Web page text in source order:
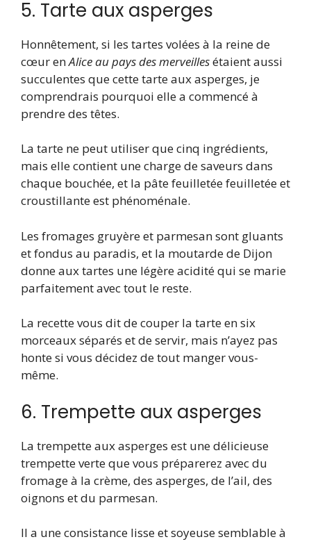
5. Tarte aux asperges
Honnêtement, si les tartes volées à la reine de
cœur enAlice au pays des merveillesétaient aussi
succulentes que cette tarte aux asperges, je
comprendrais pourquoi elle a commencé à
prendre des têtes.
La tarte ne peut utiliser que cinq ingrédients,
mais elle contient une charge de saveurs dans
chaque bouchée, et la pâte feuilletée feuilletée et
croustillante est phénoménale.
Les fromages gruyère et parmesan sont gluants
et fondus au paradis, et la moutarde de Dijon
donne aux tartes une légère acidité qui se marie
parfaitement avec tout le reste.
La recette vous dit de couper la tarte en six
morceaux séparés et de servir, mais n’ayez pas
honte si vous décidez de tout manger vous-
même.
6. Trempette aux asperges
La trempette aux asperges est une délicieuse
trempette verte que vous préparerez avec du
fromage à la crème, des asperges, de l’ail, des
oignons et du parmesan.
Il a une consistance lisse et soyeuse semblable à